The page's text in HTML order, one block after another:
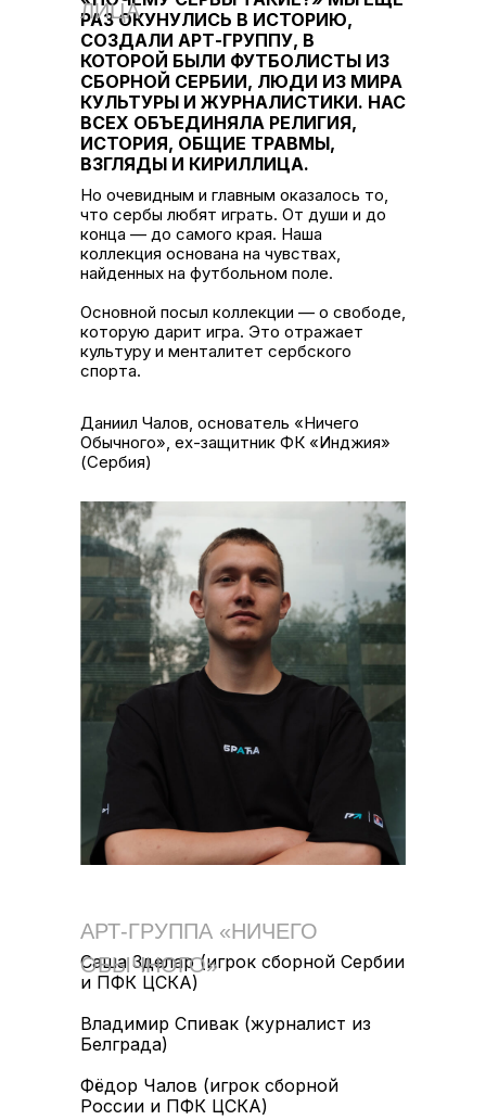
РАЗ ОКУНУЛИСЬ В ИСТОРИЮ,
СОЗДАЛИ АРТ-ГРУППУ, В
КОТОРОЙ БЫЛИ ФУТБОЛИСТЫ ИЗ
СБОРНОЙ СЕРБИИ, ЛЮДИ ИЗ МИРА
КУЛЬТУРЫ И ЖУРНАЛИСТИКИ. НАС
ВСЕХ ОБЪЕДИНЯЛА РЕЛИГИЯ,
ИСТОРИЯ, ОБЩИЕ ТРАВМЫ,
ВЗГЛЯДЫ И КИРИЛЛИЦА.
ЛИЦА
Даниил Чалов, основатель «Ничего
Обычного», ex-защитник ФК «Инджия»
(Сербия)
Но очевидным и главным оказалось то,
что сербы любят играть. От души и до
конца — до самого края. Наша
коллекция основана на чувствах,
найденных на футбольном поле.
Основной посыл коллекции — о свободе,
которую дарит игра. Это отражает
культуру и менталитет сербского
спорта.
Саша Зделар (игрок сборной Сербии
и ПФК ЦСКА)
Владимир Спивак (журналист из
Белграда)
Фёдор Чалов (игрок сборной
России и ПФК ЦСКА)
АРТ-ГРУППА «НИЧЕГО
ОБЫЧНОГО»